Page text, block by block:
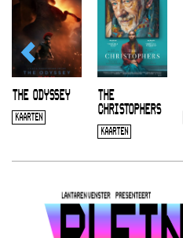
THE ODYSSEY
KAARTEN
THE
CHRISTOPHERS
KAARTEN